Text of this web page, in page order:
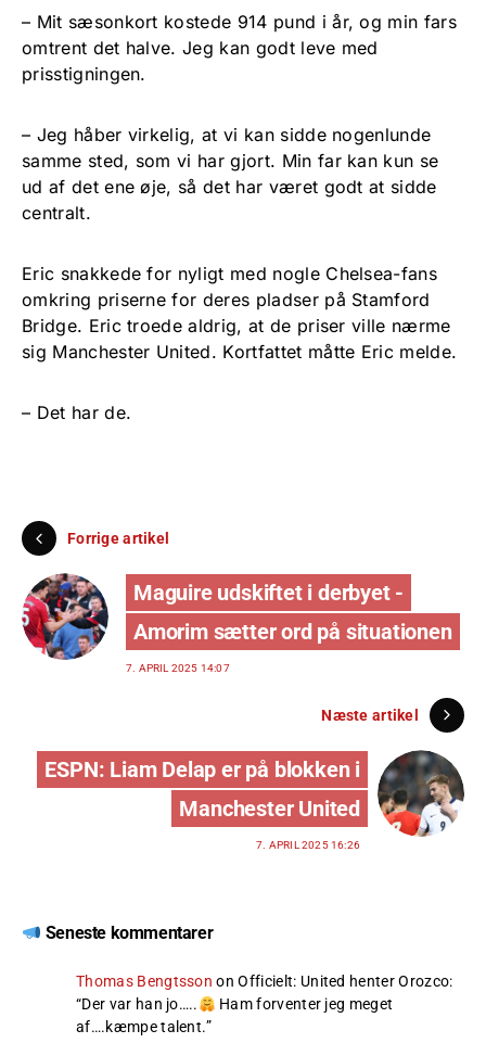
– Mit sæsonkort kostede 914 pund i år, og min fars
omtrent det halve. Jeg kan godt leve med
prisstigningen.
– Jeg håber virkelig, at vi kan sidde nogenlunde
samme sted, som vi har gjort. Min far kan kun se
ud af det ene øje, så det har været godt at sidde
centralt.
Eric snakkede for nyligt med nogle Chelsea-fans
omkring priserne for deres pladser på Stamford
Bridge. Eric troede aldrig, at de priser ville nærme
sig Manchester United. Kortfattet måtte Eric melde.
– Det har de.
Forrige artikel
Maguire udskiftet i derbyet -
Amorim sætter ord på situationen
7. APRIL 2025 14:07
Næste artikel
ESPN: Liam Delap er på blokken i
Manchester United
7. APRIL 2025 16:26
Seneste kommentarer
Thomas Bengtsson onOfficielt: United henter Orozco:
“Der var han jo…..
Ham forventer jeg meget
af….kæmpe talent.”